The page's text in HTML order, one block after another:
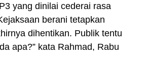
yang dinilai cederai rasa
berani tetapkan
dihentikan. Publik tentu
apa?” kata Rahmad, Rabu